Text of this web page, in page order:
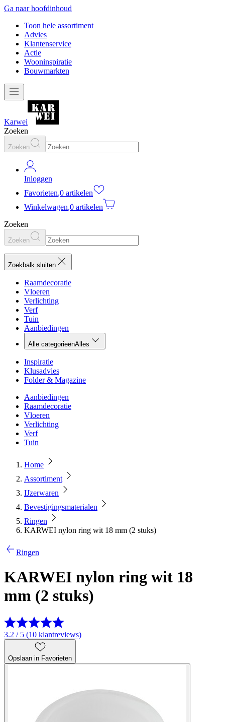
Ga naar hoofdinhoud
Toon hele assortiment
Advies
Klantenservice
Actie
Wooninspiratie
Bouwmarkten
Karwei
Zoeken
Zoeken
Inloggen
Favorieten,0 artikelen
Winkelwagen,0 artikelen
Zoeken
Zoeken
Zoekbalk sluiten
Raamdecoratie
Vloeren
Verlichting
Verf
Tuin
Aanbiedingen
Alle categorieënAlles
Inspiratie
Klusadvies
Folder & Magazine
Aanbiedingen
Raamdecoratie
Vloeren
Verlichting
Verf
Tuin
Home
Assortiment
IJzerwaren
Bevestigingsmaterialen
Ringen
KARWEI nylon ring wit 18 mm (2 stuks)
Ringen
KARWEI nylon ring wit 18
mm (2 stuks)
3.2 / 5 (10 klantreviews)
Opslaan in Favorieten